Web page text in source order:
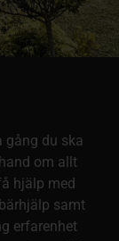
gång du ska
om allt
hjälp med
samt
erfarenhet